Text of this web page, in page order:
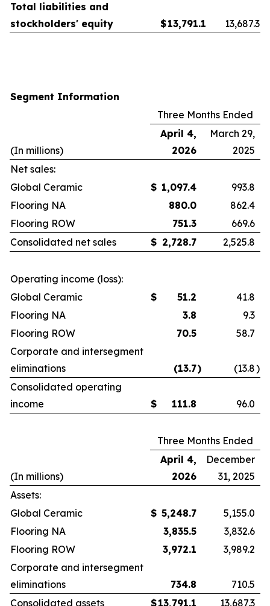
Total liabilities and
stockholders' equity
$13,791.1 13,687.3
Segment Information
Three Months Ended
(In millions)
April 4,
2026
March 29,
2025
Net sales:
Global Ceramic
$ 1,097.4
993.8
Flooring NA
880.0
862.4
Flooring ROW
751.3
669.6
Consolidated net sales
$ 2,728.7 2,525.8
Operating income (loss):
Global Ceramic
$ 51.2
41.8
Flooring NA
3.8
9.3
Flooring ROW
70.5
58.7
Corporate and intersegment
eliminations
(13.7) (13.8)
Consolidated operating
income
$ 111.8 96.0
Three Months Ended
(In millions)
April 4,
2026
December
31, 2025
Assets:
Global Ceramic
$ 5,248.7
5,155.0
Flooring NA
3,835.5
3,832.6
Flooring ROW
3,972.1
3,989.2
Corporate and intersegment
eliminations
734.8
710.5
Consolidated assets
$13,791.1 13,687.3